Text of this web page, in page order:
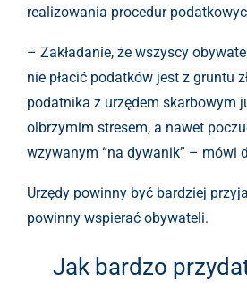
realizowania procedur
– Zakładanie, że wszyscy
nie płacić podatków jest z gruntu
podatnika z urzędem skarbowym
olbrzymim stresem, a nawet
wzywanym “na dywanik” – mówi
Urzędy powinny być bardziej
powinny wspierać obywateli.
Jak bardzo